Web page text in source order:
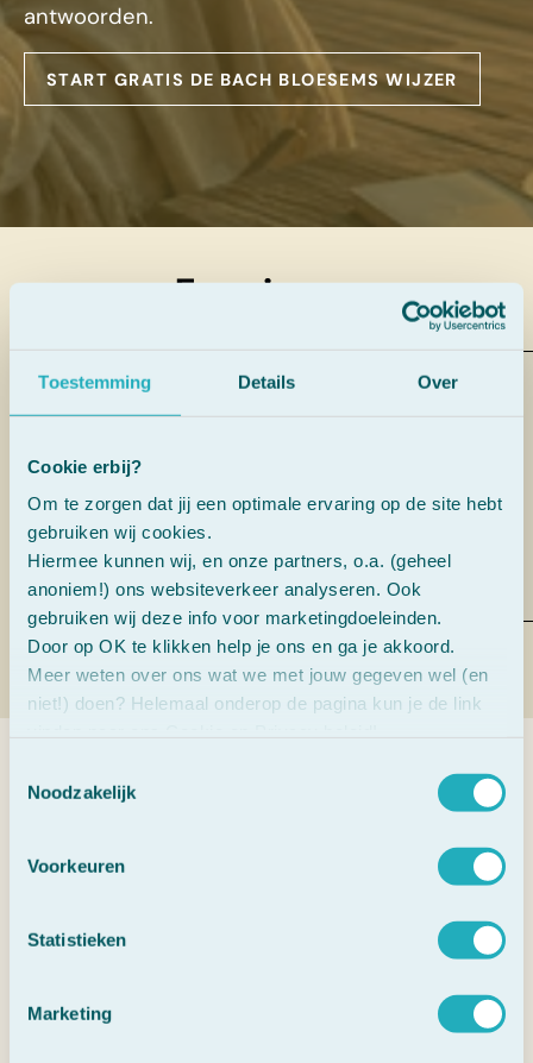
Toestemming Details Over
Cookie erbij?
Om te zorgen dat jij een optimale ervaring op de site hebt
gebruiken wij cookies.
Hiermee kunnen wij, en onze partners, o.a. (geheel
anoniem!) ons websiteverkeer analyseren. Ook
gebruiken wij deze info voor marketingdoeleinden.
Door op OK te klikken help je ons en ga je akkoord.
Meer weten over ons wat we met jouw gegeven wel (en
niet!) doen? Helemaal onderop de pagina kun je de link
Noodzakelijk
Voorkeuren
Statistieken
Marketing
antwoorden.
START GRATIS DE BACH BLOESEMS WIJZER
Ervaringen
“Ik ben opgegroeid met dit flesje.
Bij ons thuis noemen we het de
SOS-druppels.”
AnneKee Molenaar
Veelgestelde vragen
2. Waarvoor kun je Bach Bloesems